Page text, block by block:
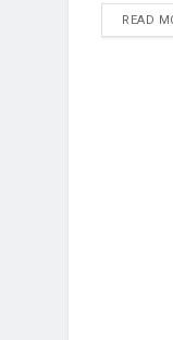
READ